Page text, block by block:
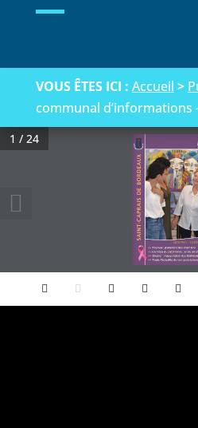
VOUS ÊTES ICI : Accueil >
communal d’informations
1 / 24